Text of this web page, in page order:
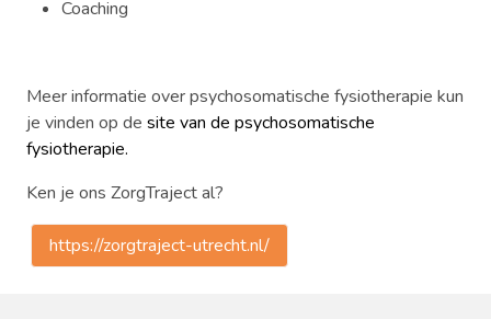
Coaching
Meer informatie over psychosomatische fysiotherapie kun
je vinden op de site van de psychosomatische
fysiotherapie.
Ken je ons ZorgTraject al?
https://zorgtraject-utrecht.nl/